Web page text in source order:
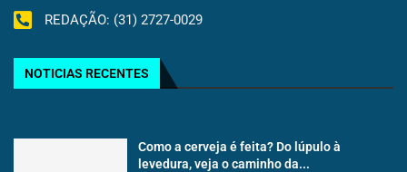
REDAÇÃO: (31) 2727-0029
NOTICIAS RECENTES
Como a cerveja é feita? Do lúpulo à
levedura, veja o caminho da...